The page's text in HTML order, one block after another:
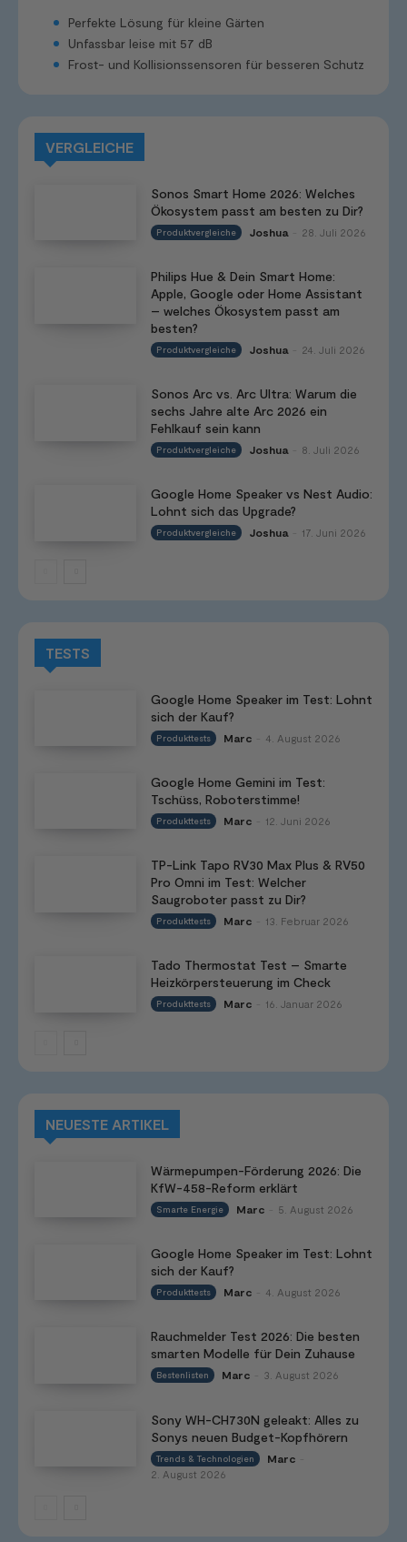
Perfekte Lösung für kleine Gärten
Unfassbar leise mit 57 dB
Frost- und Kollisionssensoren für besseren Schutz
VERGLEICHE
Sonos Smart Home 2026: Welches
Ökosystem passt am besten zu Dir?
Produktvergleiche Joshua 28. Juli 2026
Philips Hue & Dein Smart Home:
Apple, Google oder Home Assistant
– welches Ökosystem passt am
besten?
Produktvergleiche Joshua 24. Juli 2026
Sonos Arc vs. Arc Ultra: Warum die
sechs Jahre alte Arc 2026 ein
Fehlkauf sein kann
Produktvergleiche Joshua 8. Juli 2026
Google Home Speaker vs Nest Audio:
Lohnt sich das Upgrade?
Produktvergleiche Joshua 17. Juni 2026
TESTS
Google Home Speaker im Test: Lohnt
sich der Kauf?
Produkttests Marc 4. August 2026
Google Home Gemini im Test:
Tschüss, Roboterstimme!
Produkttests Marc 12. Juni 2026
TP-Link Tapo RV30 Max Plus & RV50
Pro Omni im Test: Welcher
Saugroboter passt zu Dir?
Produkttests Marc 13. Februar 2026
Tado Thermostat Test – Smarte
Heizkörpersteuerung im Check
Produkttests Marc 16. Januar 2026
NEUESTE ARTIKEL
Wärmepumpen-Förderung 2026: Die
KfW-458-Reform erklärt
Smarte Energie Marc 5. August 2026
Google Home Speaker im Test: Lohnt
sich der Kauf?
Produkttests Marc 4. August 2026
Rauchmelder Test 2026: Die besten
smarten Modelle für Dein Zuhause
Bestenlisten Marc 3. August 2026
Sony WH-CH730N geleakt: Alles zu
Sonys neuen Budget-Kopfhörern
Trends & Technologien Marc
2. August 2026